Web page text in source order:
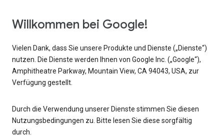
Willkommen bei Google!
Vielen Dank, dass Sie unsere Produkte und Dienste („Dienste“)
nutzen. Die Dienste werden Ihnen von Google Inc. („Google“),
Amphitheatre Parkway, Mountain View, CA 94043, USA, zur
Verfügung gestellt.
Durch die Verwendung unserer Dienste stimmen Sie diesen
Nutzungsbedingungen zu. Bitte lesen Sie diese sorgfältig
durch.